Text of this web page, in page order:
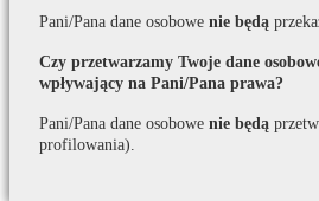
Pani/Pana dane osobowe nie będą
Czy przetwarzamy Twoje dane
wpływający na Pani/Pana prawa?
Pani/Pana dane osobowe nie będą
profilowania).